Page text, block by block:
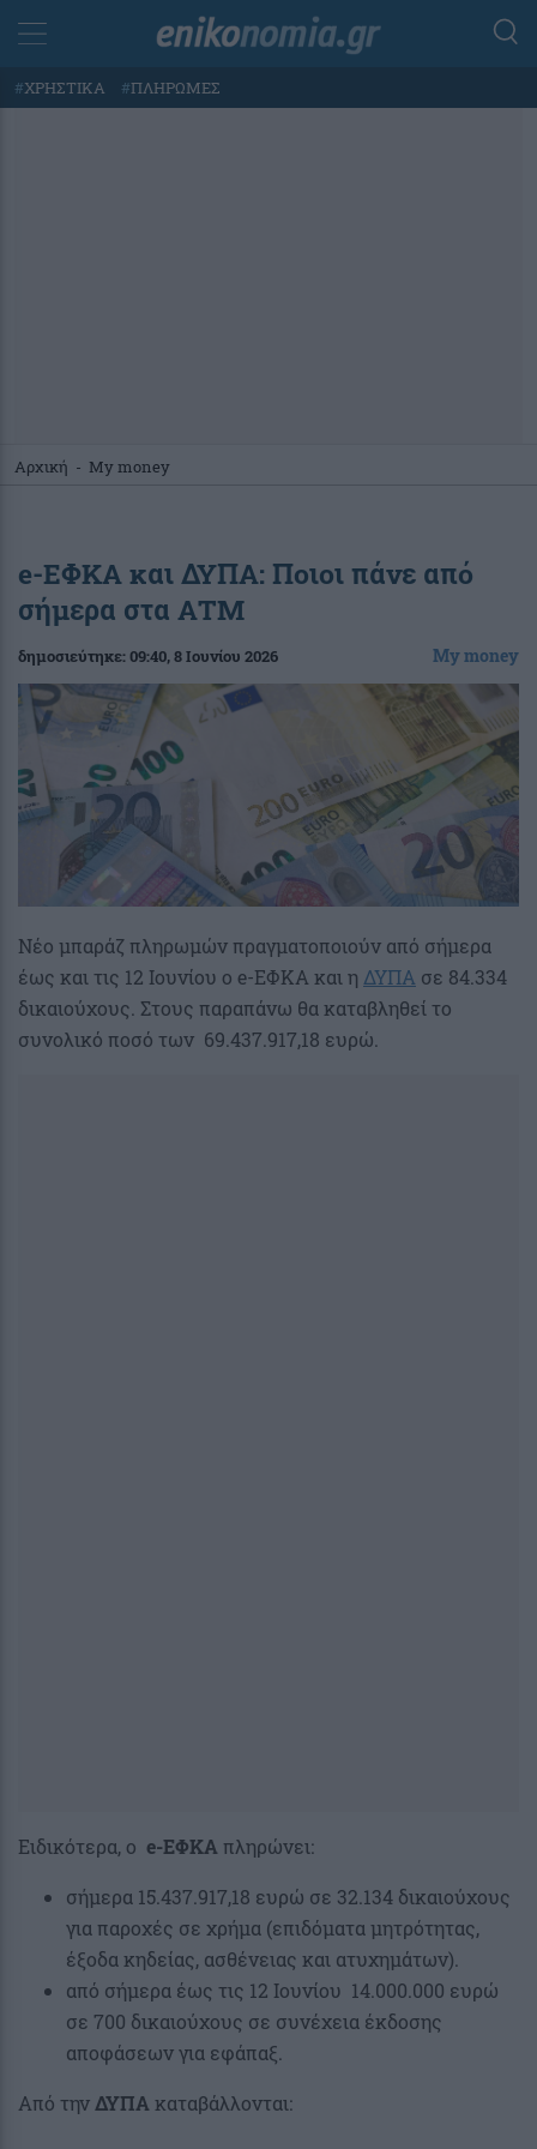
#ΧΡΗΣΤΙΚΑ #ΠΛΗΡΩΜΕΣ
Αρχική - My money
e-ΕΦΚΑ και ΔΥΠΑ: Ποιοι πάνε από
σήμερα στα ΑΤΜ
δημοσιεύτηκε:09:40, 8 Ιουνίου 2026 My money
Νέο μπαράζ πληρωμών πραγματοποιούν από σήμερα
έως και τις 12 Ιουνίου ο e-ΕΦΚΑ και η ΔΥΠΑ σε 84.334
δικαιούχους. Στους παραπάνω θα καταβληθεί το
συνολικό ποσό των 69.437.917,18 ευρώ.
Ειδικότερα, ο e-ΕΦΚΑ πληρώνει:
σήμερα 15.437.917,18 ευρώ σε 32.134 δικαιούχους
για παροχές σε χρήμα (επιδόματα μητρότητας,
έξοδα κηδείας, ασθένειας και ατυχημάτων).
από σήμερα έως τις 12 Ιουνίου 14.000.000 ευρώ
σε 700 δικαιούχους σε συνέχεια έκδοσης
αποφάσεων για εφάπαξ.
Από την ΔΥΠΑ καταβάλλονται: